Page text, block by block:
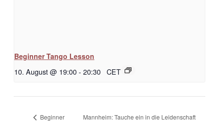
Beginner Tango Lesson
10. August @ 19:00- 20:30 CET
Beginner Mannheim: Tauche ein in die Leidenschaft